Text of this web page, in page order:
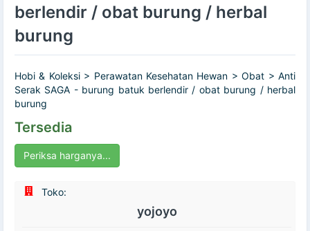
berlendir / obat burung / herbal
burung
Hobi & Koleksi > Perawatan Kesehatan Hewan > Obat > Anti
Serak SAGA - burung batuk berlendir / obat burung / herbal
burung
Tersedia
Periksa harganya...
Toko:
yojoyo